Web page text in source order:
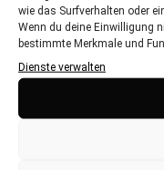
wie das Surfverhalten oder
Wenn du deine Einwilligung
bestimmte Merkmale und
Dienste verwalten
WENN